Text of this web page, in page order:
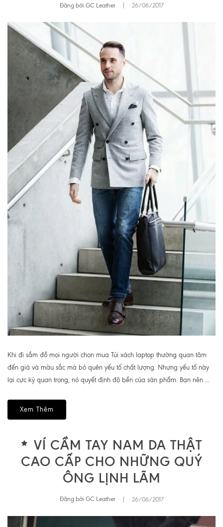
Đăng bởi GC Leather 26/06/2017
Khi đi sắm đồ mọi người chọn mua Túi xách laptop thường quan tâm
đến giá và màu sắc mà bỏ quên yếu tố chất lượng. Nhưng yếu tố này
lại cực kỳ quan trọng, nó quyết định độ bền của sản phẩm. Bạn nên ...
Xem Thêm
VÍ CẦM TAY NAM DA THẬT
CAO CẤP CHO NHỮNG QUÝ
ÔNG LỊNH LÃM
Đăng bởi GC Leather 26/06/2017